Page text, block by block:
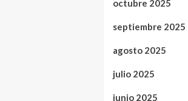
octubre 2025
septiembre 2025
agosto 2025
julio 2025
junio 2025